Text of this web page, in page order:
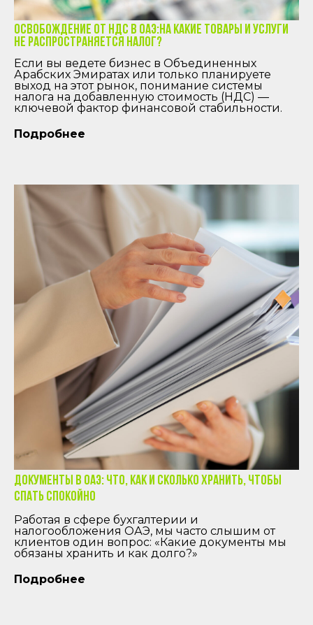
Освобождение от НДС в ОАЭ:на какие товары и услуги
не распространяется налог?
Если вы ведете бизнес в Объединенных
Арабских Эмиратах или только планируете
выход на этот рынок, понимание системы
налога на добавленную стоимость (НДС) —
ключевой фактор финансовой стабильности.
Подробнее
Документы в ОАЭ: что, как и сколько хранить, чтобы
спать спокойно
Работая в сфере бухгалтерии и
налогообложения ОАЭ, мы часто слышим от
клиентов один вопрос: «Какие документы мы
обязаны хранить и как долго?»
Подробнее